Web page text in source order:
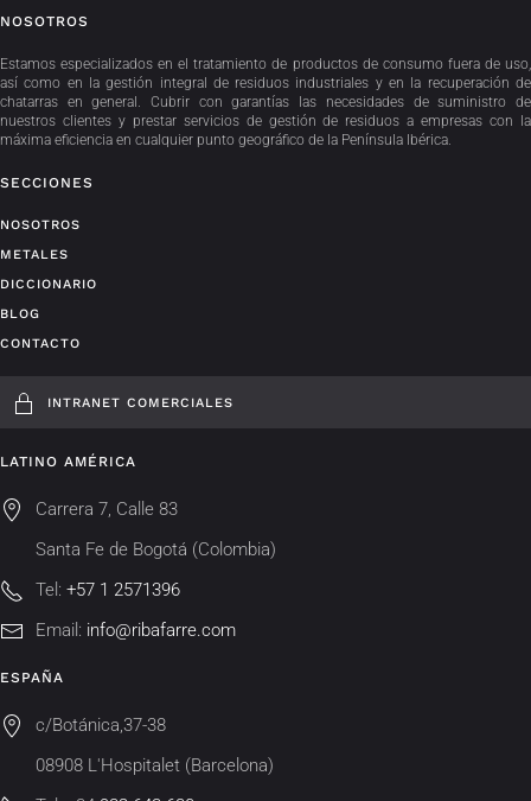
NOSOTROS
Estamos especializados en el tratamiento de productos de consumo fuera de uso,
así como en la gestión integral de residuos industriales y en la recuperación de
chatarras en general. Cubrir con garantías las necesidades de suministro de
nuestros clientes y prestar servicios de gestión de residuos a empresas con la
máxima eficiencia en cualquier punto geográfico de la Península Ibérica.
SECCIONES
NOSOTROS
METALES
DICCIONARIO
BLOG
CONTACTO
INTRANET COMERCIALES
LATINO AMÉRICA
Carrera 7, Calle 83
Santa Fe de Bogotá (Colombia)
Tel: +57 1 2571396
Email: info@ribafarre.com
ESPAÑA
c/Botánica,37-38
08908 L'Hospitalet (Barcelona)